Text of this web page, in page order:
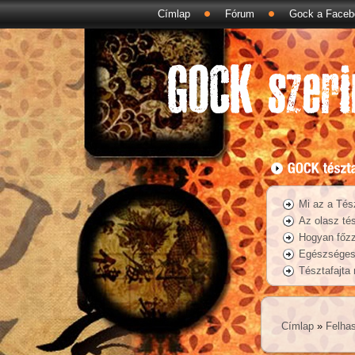
Címlap Fórum Gock a
Mi az a
Az olasz
Hogyan
Tésztafajta
Címlap »